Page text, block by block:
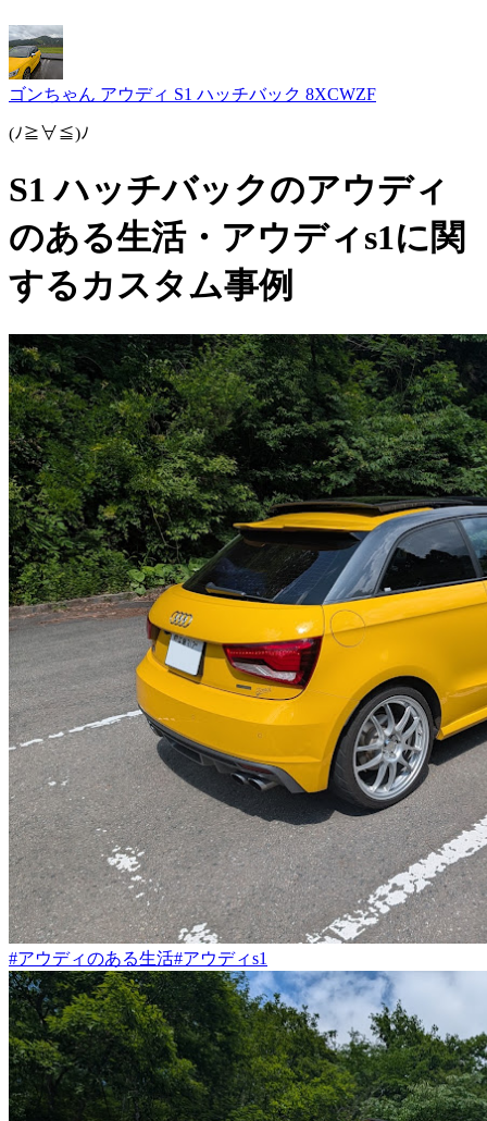
ゴンちゃん アウディ S1 ハッチバック 8XCWZF
(ﾉ≧∀≦)ﾉ
S1 ハッチバックのアウディ
のある生活・アウディs1に関
するカスタム事例
#アウディのある生活#アウディs1